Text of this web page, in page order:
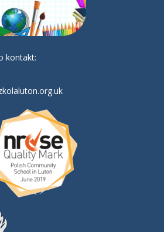
kontakt: